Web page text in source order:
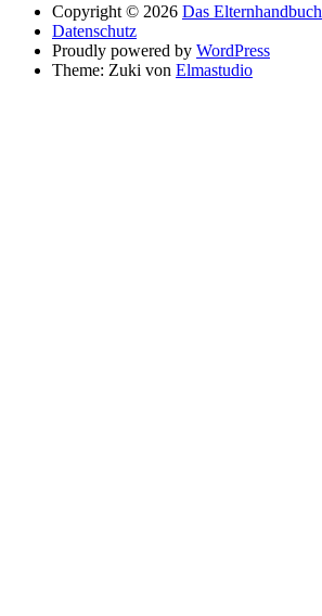
Copyright © 2026 Das Elternhandbuch
Datenschutz
Proudly powered by WordPress
Theme: Zuki von Elmastudio